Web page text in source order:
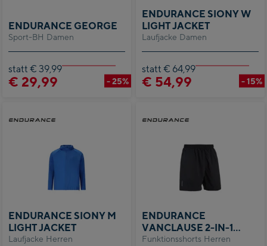
Sport-BH Damen
ENDURANCE GEORGE
statt € 39,99
€ 29,99 - 25%
Laufjacke Damen
ENDURANCE SIONY W
LIGHT JACKET
statt € 64,99
€ 54,99 - 15%
Laufjacke Herren
ENDURANCE SIONY M
LIGHT JACKET
Funktionsshorts Herren
ENDURANCE
VANCLAUSE 2-IN-1
SHORT M